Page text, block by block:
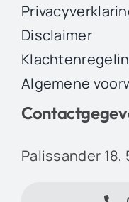
Disclaimer
Algemene
Palissander 18,